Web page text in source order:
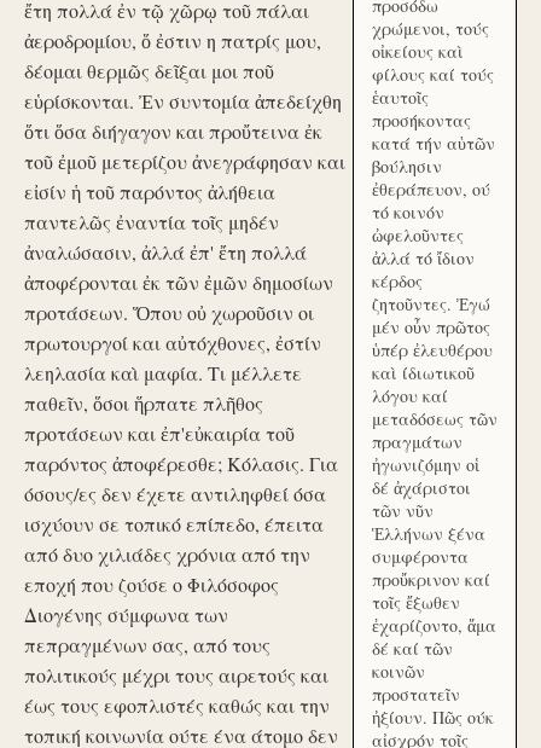
ἔτη πολλά ἐν τῷ χῶρῳ τοῦ πάλαι
ἀεροδρομίου, ὅ ἐστιν η πατρίς μου,
δέομαι θερμῶς δεῖξαι μοι ποῦ
εὑρίσκονται. Ἐν συντομία ἀπεδείχθη
ὅτι ὅσα διήγαγον και προὔτεινα ἐκ
τοῦ ἐμοῦ μετερίζου ἀνεγράφησαν και
εἰσίν ἡ τοῦ παρόντος ἀλήθεια
παντελῶς ἐναντία τοῖς μηδέν
ἀναλώσασιν, ἀλλά ἐπ' ἔτη πολλά
ἀποφέρονται ἐκ τῶν ἐμῶν δημοσίων
προτάσεων. Ὅπου οὐ χωροῦσιν οι
πρωτουργοί και αὐτόχθονες, ἐστίν
λεηλασία καὶ μαφία. Τι μέλλετε
παθεῖν, ὅσοι ἥρπατε πλῆθος
προτάσεων και ἐπ'εὐκαιρία τοῦ
παρόντος ἀποφέρεσθε; Κόλασις. Για
όσους/ες δεν έχετε αντιληφθεί όσα
ισχύουν σε τοπικό επίπεδο, έπειτα
από δυο χιλιάδες χρόνια από την
εποχή που ζούσε ο Φιλόσοφος
Διογένης σύμφωνα των
πεπραγμένων σας, από τους
πολιτικούς μέχρι τους αιρετούς και
έως τους εφοπλιστές καθώς και την
τοπική κοινωνία ούτε ένα άτομο δεν
προσόδω
χρώμενοι, τούς
οἰκείους καὶ
φίλους καί τούς
ἑαυτοῖς
προσήκοντας
κατά τήν αὑτῶν
βούλησιν
ἐθεράπευον, ού
τό κοινόν
ὠφελοῦντες
ἀλλά τό ἴδιον
κέρδος
ζητοῦντες. Ἐγώ
μέν οὖν πρῶτος
ὑπέρ ἐλευθέρου
καὶ ίδιωτικοῦ
λόγου καί
μεταδόσεως τῶν
πραγμάτων
ἠγωνιζόμην οἱ
δέ ἀχάριστοι
τῶν νῦν
Ἑλλήνων ξένα
συμφέροντα
προὔκρινον καί
τοῖς ἔξωθεν
ἐχαρίζοντο, ἅμα
δέ καί τῶν
κοινῶν
προστατεῖν
ἠξίουν. Πῶς ούκ
αἰσχρόν τοῖς